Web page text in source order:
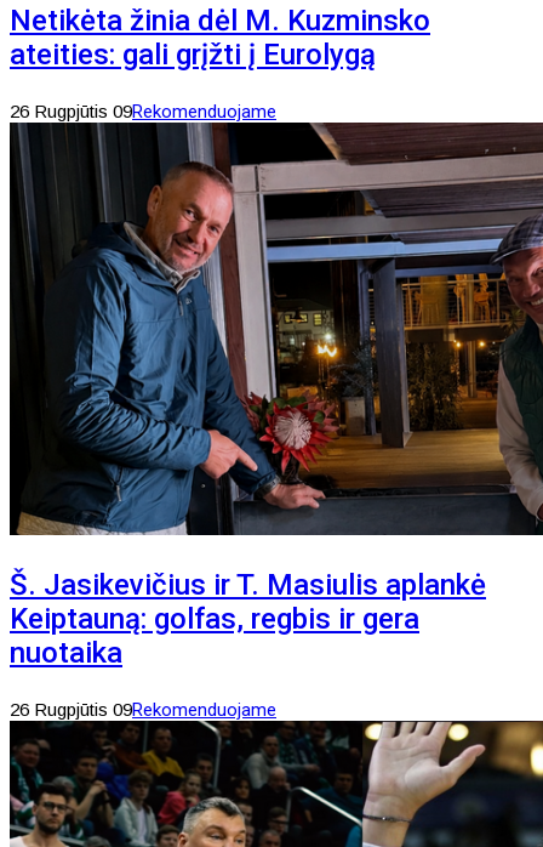
Netikėta žinia dėl M. Kuzminsko
ateities: gali grįžti į Eurolygą
26 Rugpjūtis 09Rekomenduojame
Š. Jasikevičius ir T. Masiulis aplankė
Keiptauną: golfas, regbis ir gera
nuotaika
26 Rugpjūtis 09Rekomenduojame